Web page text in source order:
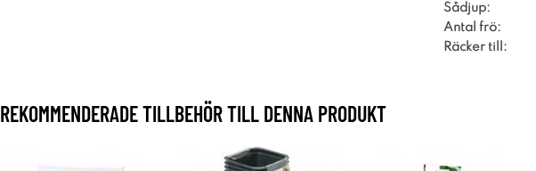
Sådjup:
Antal frö:
Räcker till:
REKOMMENDERADE TILLBEHÖR TILL DENNA PRODUKT